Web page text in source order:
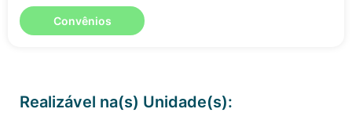
Convênios
Realizável na(s) Unidade(s):